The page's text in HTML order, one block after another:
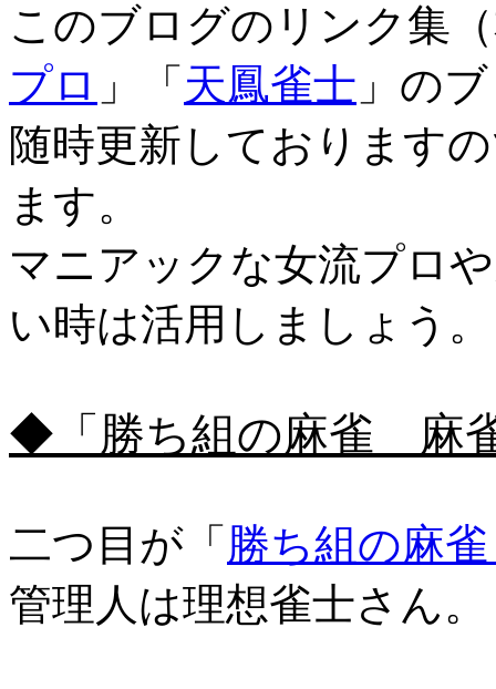
このブログのリンク集
プロ 」「 天鳳雀士 」の
随時更新しております
ます。
マニアックな女流プロ
い時は活用しましょう。
◆「勝ち組の麻雀 麻
二つ目が「 勝ち組の麻
管理人は理想雀士さん。